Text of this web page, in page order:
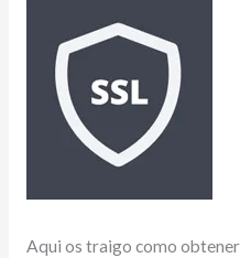
Aqui os traigo como